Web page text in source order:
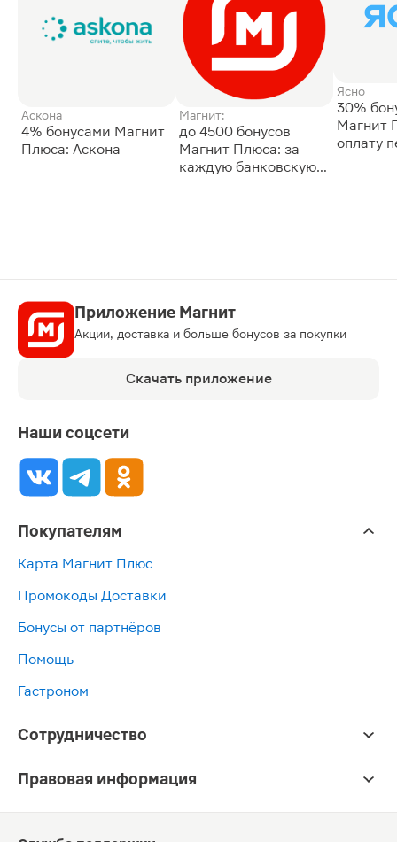
Аскона
4% бонусами Магнит
Плюса: Аскона
Магнит:
до 4500 бонусов
Магнит Плюса: за
каждую банковскую
Ясно
30%
Магнит
оплату
Приложение Магнит
Акции, доставка и больше бонусов за покупки
Скачать приложение
Наши соцсети
Покупателям
Карта Магнит Плюс
Промокоды Доставки
Бонусы от партнёров
Помощь
Гастроном
Сотрудничество
Правовая информация